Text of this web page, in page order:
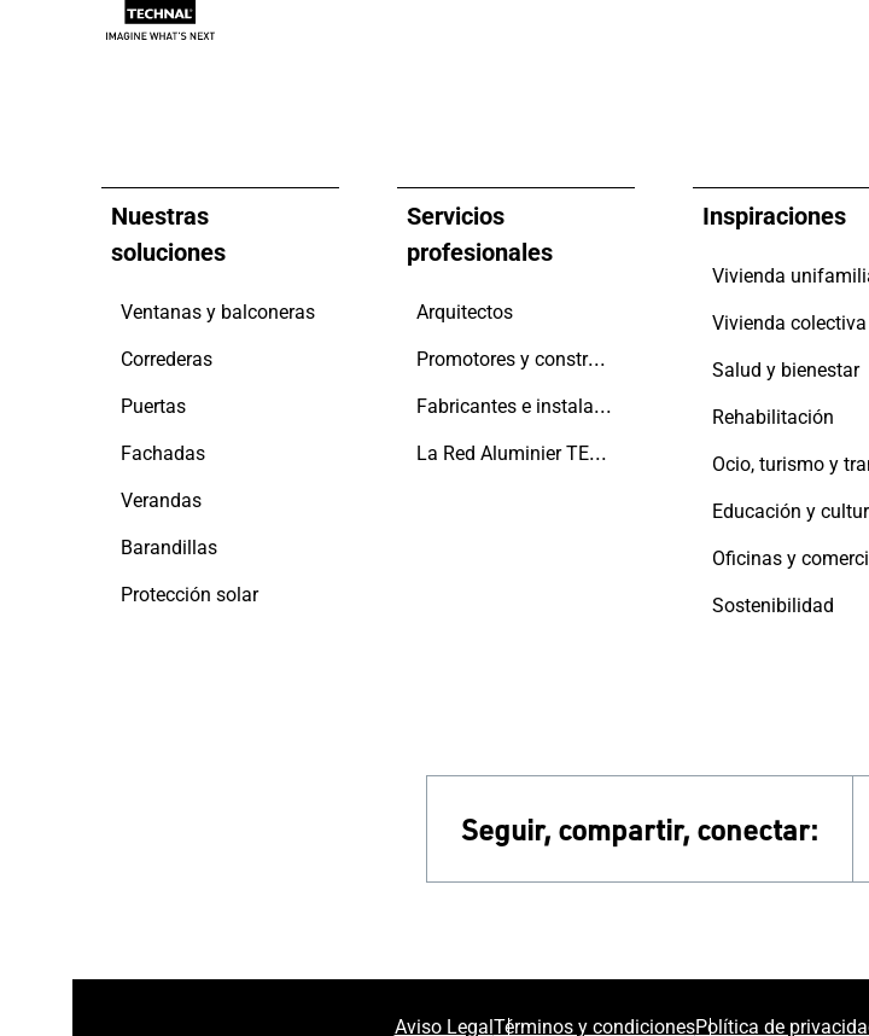
Nuestras
soluciones
Ventanas y balconeras
Correderas
Puertas
Fachadas
Verandas
Barandillas
Protección solar
Servicios
profesionales
Arquitectos
Promotores y constructores
Fabricantes e instaladores
La Red Aluminier TECHNAL
Inspiraciones
Vivienda
Vivienda colectiva
Salud y bienestar
Rehabilitación
Educación y
Oficinas y
Sostenibilidad
Seguir, compartir, conectar:
Aviso LegalTérminos y condicionesPolítica de